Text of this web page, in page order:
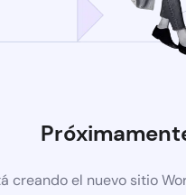
creando el nuevo sitio